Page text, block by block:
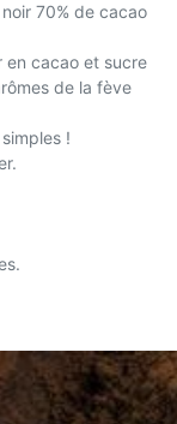
70% de cacao
en cacao et sucre
de la fève
!